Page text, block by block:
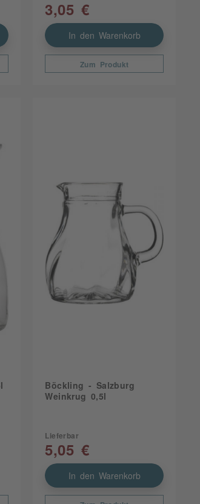
3,05 €
In den Warenkorb
Zum Produkt
Böckling - Salzburg
Weinkrug 0,5l
Lieferbar
5,05 €
In den Warenkorb